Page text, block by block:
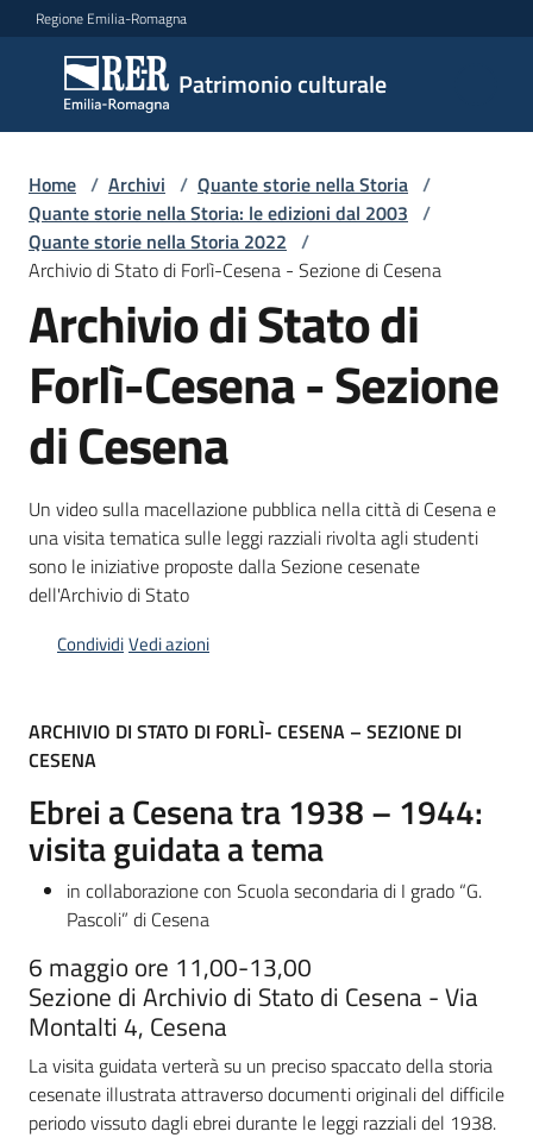
Vai al contenuto
Vai alla navigazione
Vai al footer
Regione Emilia-Romagna
Patrimonio culturale
Patrimonio
culturale
Argomenti
Novità
Servizi
Leggi
Bandi
Piani
Progetti
Mediateca
Giuseppe
Guglielmi
Seguici
su
Home / Archivi / Quante storie nella Storia /
Quante storie nella Storia: le edizioni dal 2003 /
Quante storie nella Storia 2022 /
Archivio di Stato di Forlì-Cesena - Sezione di Cesena
Archivio di Stato di
Forlì-Cesena - Sezione
di Cesena
Un video sulla macellazione pubblica nella città di Cesena e
una visita tematica sulle leggi razziali rivolta agli studenti
sono le iniziative proposte dalla Sezione cesenate
dell'Archivio di Stato
CondividiVedi azioni
ARCHIVIO DI STATO DI FORLÌ- CESENA – SEZIONE DI
CESENA
Ebrei a Cesena tra 1938 – 1944:
visita guidata a tema
in collaborazione con Scuola secondaria di I grado “G.
Pascoli” di Cesena
6 maggio ore 11,00-13,00
Sezione di Archivio di Stato di Cesena - Via
Montalti 4, Cesena
La visita guidata verterà su un preciso spaccato della storia
cesenate illustrata attraverso documenti originali del difficile
periodo vissuto dagli ebrei durante le leggi razziali del 1938.